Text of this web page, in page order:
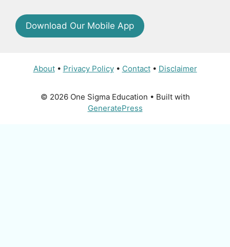
Download Our Mobile App
About• Privacy Policy• Contact• Disclaimer
© 2026 One Sigma Education • Built with
GeneratePress